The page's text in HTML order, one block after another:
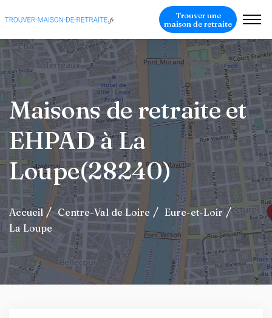
Trouver une
maison de retraite
Maisons de retraite et
EHPAD à La
Loupe(28240)
Accueil Centre-Val de Loire
Eure-et-Loir
La Loupe